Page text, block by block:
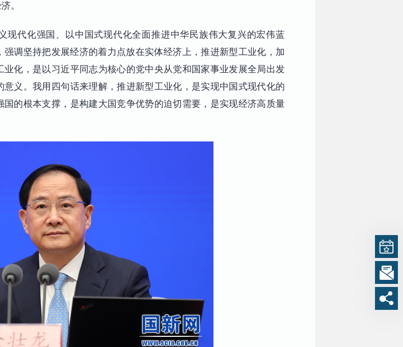
。
现代化强国、以中国式现代化全面推进中华民族伟大复兴的宏伟蓝
强调坚持把发展经济的着力点放在实体经济上，推进新型工业化，加
化，是以习近平同志为核心的党中央从党和国家事业发展全局出发
义。我用四句话来理解，推进新型工业化，是实现中国式现代化的
的根本支撑，是构建大国竞争优势的迫切需要，是实现经济高质量